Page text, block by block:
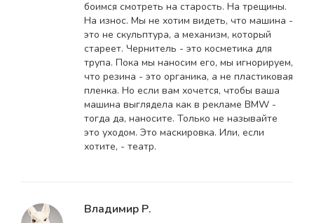
боимся смотреть на старость. На трещины.
На износ. Мы не хотим видеть, что машина -
это не скульптура, а механизм, который
стареет. Чернитель - это косметика для
трупа. Пока мы наносим его, мы игнорируем,
что резина - это органика, а не пластиковая
пленка. Но если вам хочется, чтобы ваша
машина выглядела как в рекламе BMW -
тогда да, наносите. Только не называйте
это уходом. Это маскировка. Или, если
хотите, - театр.
Владимир Р.